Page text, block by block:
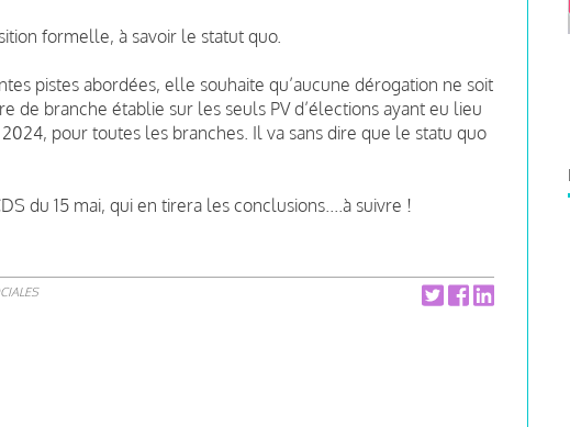
formelle, à savoir le statut quo.
pistes abordées, elle souhaite qu’aucune dérogation ne soit
de branche établie sur les seuls PV d’élections ayant eu lieu
pour toutes les branches. Il va sans dire que le statu quo
du 15 mai, qui en tirera les conclusions....à suivre !